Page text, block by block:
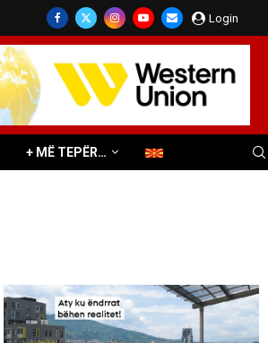
Login
+ MË TEPËR…